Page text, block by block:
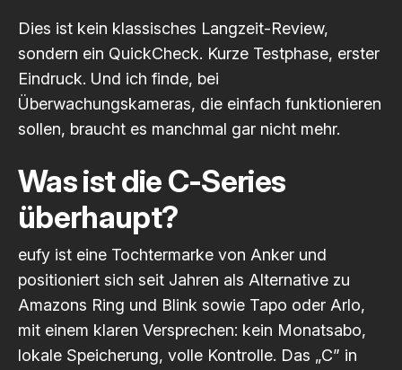
Dies ist kein klassisches Langzeit-Review,
sondern ein QuickCheck. Kurze Testphase, erster
Eindruck. Und ich finde, bei
Überwachungskameras, die einfach funktionieren
sollen, braucht es manchmal gar nicht mehr.
Was ist die C-Series
überhaupt?
eufy ist eine Tochtermarke von Anker und
positioniert sich seit Jahren als Alternative zu
Amazons Ring und Blink sowie Tapo oder Arlo,
mit einem klaren Versprechen: kein Monatsabo,
lokale Speicherung, volle Kontrolle. Das „C” in